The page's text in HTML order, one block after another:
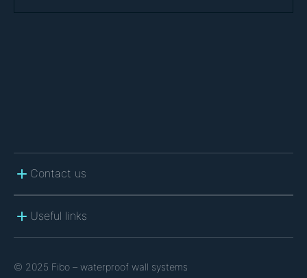
Contact us
Useful links
© 2025 Fibo – waterproof wall systems